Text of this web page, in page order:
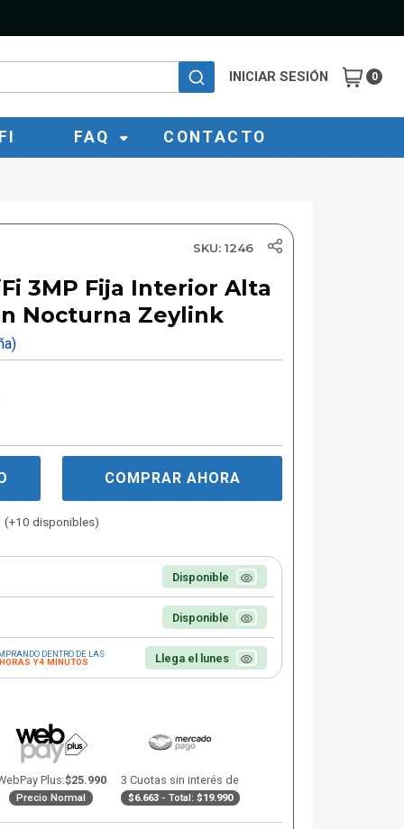
INICIAR SESIÓN 0
FAQ CONTACTO
SKU: 1246
3MP Fija Interior Alta
Nocturna Zeylink
COMPRAR AHORA
(+10 disponibles)
Disponible
Disponible
DENTRO DE LAS
Y 4 MINUTOS
Llega el lunes
Plus:$25.990
Precio Normal
3 Cuotas sin interés de
$6.663- Total: $19.990